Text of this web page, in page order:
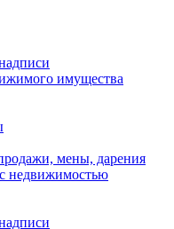
имущества
мены, дарения
недвижимостью